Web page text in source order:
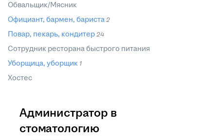
Обвальщик/Мясник
Официант, бармен, бариста 2
Повар, пекарь, кондитер 24
Сотрудник ресторана быстрого питания
Уборщица, уборщик 1
Хостес
Администратор в
стоматологию